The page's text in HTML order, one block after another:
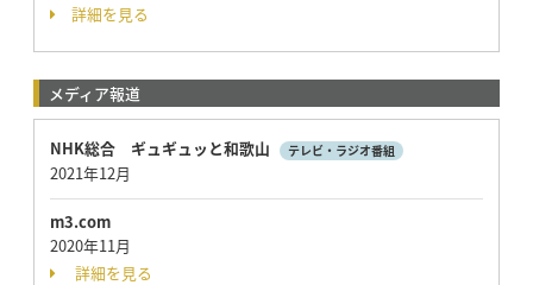
詳細を見る
メディア報道
NHK総合 ギュギュッと和歌山 テレビ・ラジオ番組
2021年12月
m3.com
2020年11月
詳細を見る